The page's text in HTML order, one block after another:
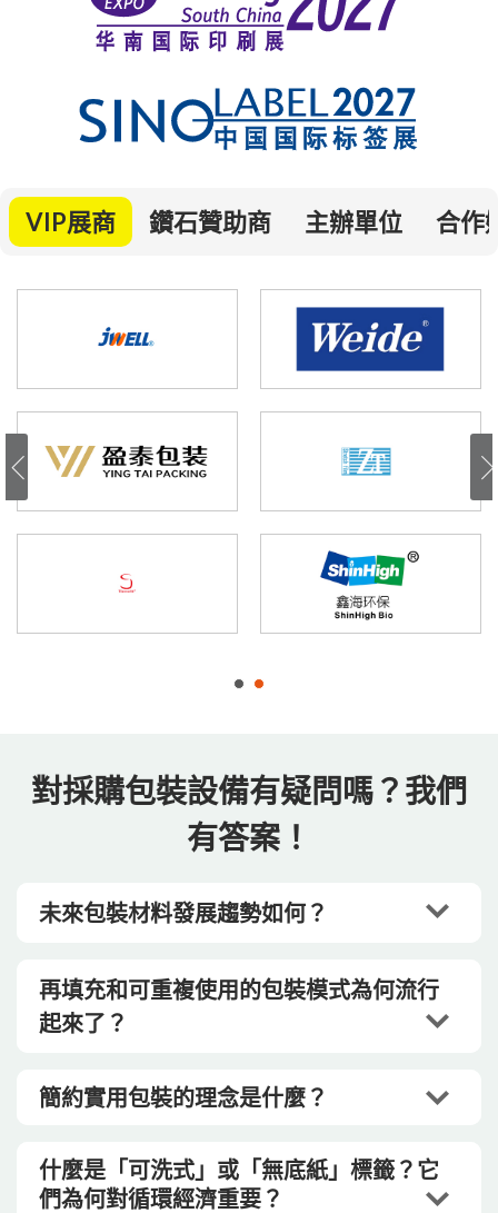
VIP展商 鑽石贊助商 主辦單位 合作
對採購包裝設備有疑問嗎？我們
有答案！
未來包裝材料發展趨勢如何？
再填充和可重複使用的包裝模式為何流行
起來了？
簡約實用包裝的理念是什麼？
什麼是「可洗式」或「無底紙」標籤？它
們為何對循環經濟重要？